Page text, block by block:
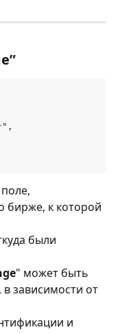
к которой
были
" может быть
в зависимости от
и